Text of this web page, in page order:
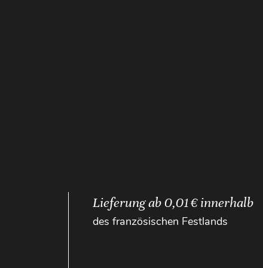
Lieferung ab 0,01 € innerhalb
des französischen Festlands